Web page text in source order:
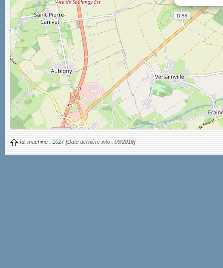
Id. machine : 1027 [Date dernière info : 09/2016]